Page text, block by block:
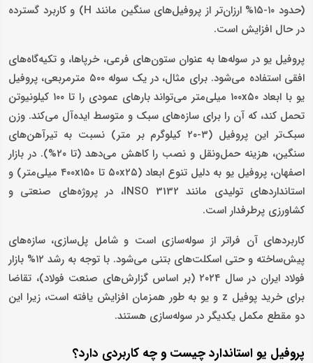
(حدود ۱۰-۱۵% ارزان‌تر از پروفیل‌های سنگین مانند H) و کاربرد گسترده
در حال افزایش است.
پروفیل یو در سوله‌ها به عنوان ستون‌های فرعی، خرپاها، و تکیه‌گاه‌های
افقی استفاده می‌شود. برای مثال، در یک سوله ۵۰۰ مترمربعی، پروفیل
یو با ابعاد ۱۰۰x۵۰ میلی‌متر می‌تواند بارهای عمودی را تا ۱۰۰ کیلونیوتن
تحمل کند، که آن را برای سازه‌های سبک و متوسط ایده‌آل می‌کند. وزن
سبک‌تر این پروفیل (۳-۲۰ کیلوگرم بر متر) نسبت به تیرآهن‌های
سنگین، هزینه حمل‌ونقل و نصب را کاهش می‌دهد (تا ۲۰%). در بازار
اصفهان، پروفیل یو به دلیل تنوع ابعاد (۵۰x۲۵ تا ۴۰۰x۱۵۰ میلی‌متر) و
استانداردهای تولیدی مانند INSO 3132، در پروژه‌های صنعتی و
کشاورزی پرطرفدار است.
کاربردهای آن فراتر از سوله‌سازی است و شامل پل‌سازی، سازه‌های
پیش‌ساخته و حتی اسکلت‌های بتنی می‌شود. با توجه به رشد ۱۲% بازار
فولاد ایران در سال ۲۰۲۴ (بر اساس گزارش‌های صنعت فولاد)، تقاضا
برای خرید پوفیل z و یو به طور همزمان افزایش یافته است، زیرا این
دو مقطع مکمل یکدیگر در سوله‌سازی هستند.
پروفیل یو استاندارد چیست و چه کاربردی دارد؟